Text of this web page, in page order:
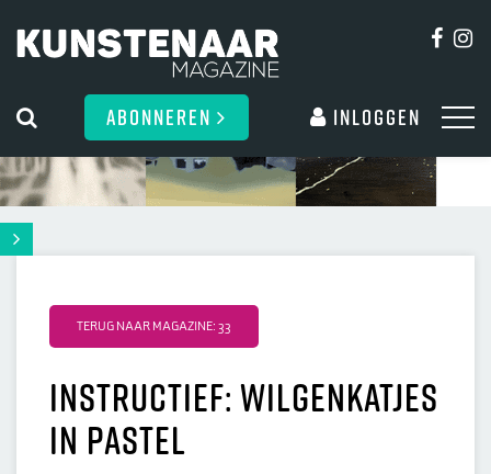
ABONNEREN Inloggen
TERUG NAAR MAGAZINE: 33
instructief: wilgenkatjes
in pastel